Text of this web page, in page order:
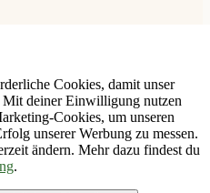
Cookies, damit unser
deiner Einwilligung nutzen
Cookies, um unseren
unserer Werbung zu messen.
ändern. Mehr dazu findest du
.